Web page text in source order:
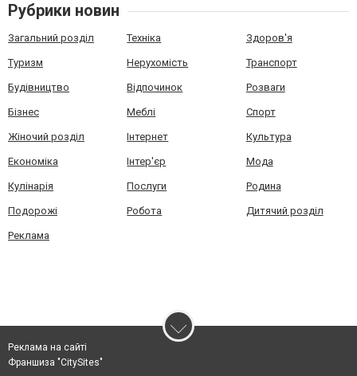
Рубрики новин
Загальний розділ Техніка Здоров'я
Туризм Нерухомість Транспорт
Будівництво Відпочинок Розваги
Бізнес Меблі Спорт
Жіночий розділ Інтернет Культура
Економіка Інтер'єр Мода
Кулінарія Послуги Родина
Подорожі Робота Дитячий розділ
Реклама
Реклама на сайті
Франшиза "CitySites"